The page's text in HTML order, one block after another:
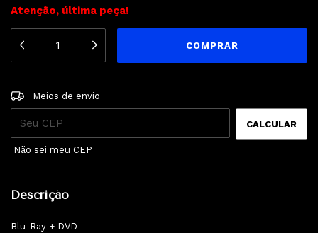
Atenção, última peça!
Entregas para o CEP:
Meios de envio
CALCULAR
Não sei meu CEP
Descrição
Blu-Ray + DVD